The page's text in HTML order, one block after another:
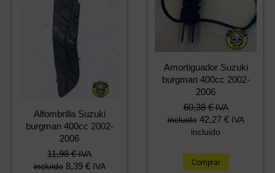
Alfombrilla Suzuki
burgman 400cc 2002-
2006
11,98€ IVA
incluido 8,39 € IVA
Amortiguador Suzuki
burgman 400cc 2002-
2006
60,38€ IVA
incluido 42,27 € IVA
incluido
Comprar